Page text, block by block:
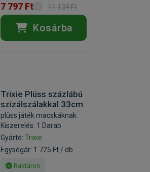
7 797 Ft 11 139 Ft
Kosárba
Trixie Plüss százlábú
szizálszálakkal 33cm
plüss játék macskáknak
Kiszerelés: 1 Darab
Gyártó:Trixie
Egységár: 1 725 Ft / db
Raktáron